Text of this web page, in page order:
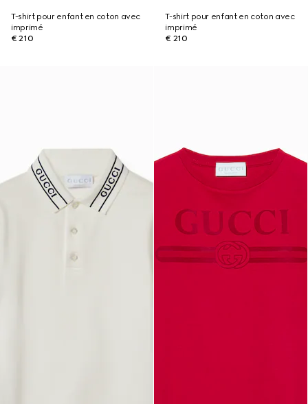
T-shirt pour enfant en coton avec
imprimé
€ 210
T-shirt pour enfant en coton avec
imprimé
€ 210